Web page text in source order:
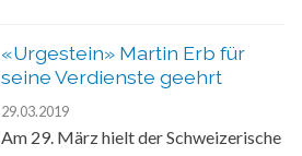
«Urgestein» Martin Erb für
seine Verdienste geehrt
29.03.2019
Am 29. März hielt der Schweizerische